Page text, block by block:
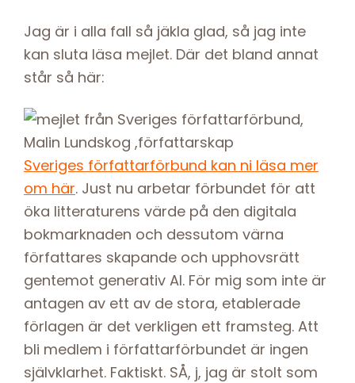
Jag är i alla fall så jäkla glad, så jag inte
kan sluta läsa mejlet. Där det bland annat
står så här:
Sveriges författarförbund kan ni läsa mer
om här. Just nu arbetar förbundet för att
öka litteraturens värde på den digitala
bokmarknaden och dessutom värna
författares skapande och upphovsrätt
gentemot generativ AI. För mig som inte är
antagen av ett av de stora, etablerade
förlagen är det verkligen ett framsteg. Att
bli medlem i författarförbundet är ingen
självklarhet. Faktiskt. SÅ, j, jag är stolt som